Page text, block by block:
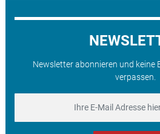
Newsletter abonnieren und keine
verpassen.